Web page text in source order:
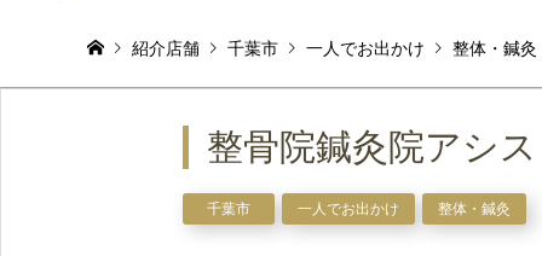
紹介店舗 千葉市 一人でお出かけ 整体・鍼灸
整骨院鍼灸院アシ
千葉市 一人でお出かけ 整体・鍼灸